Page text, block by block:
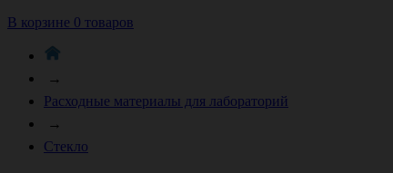
В корзине 0 товаров
→
Расходные материалы для лабораторий
→
Стекло